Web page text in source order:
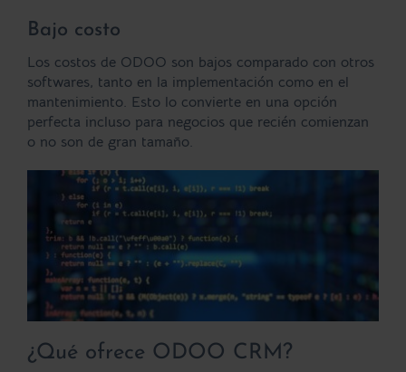
Bajo costo
Los costos de ODOO son bajos comparado con otros
softwares, tanto en la implementación como en el
mantenimiento. Esto lo convierte en una opción
perfecta incluso para negocios que recién comienzan
o no son de gran tamaño.
¿Qué ofrece ODOO CRM?